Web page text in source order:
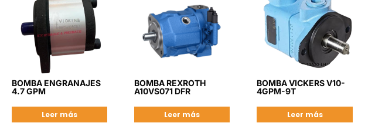
BOMBA ENGRANAJES
4.7 GPM
Leer más
BOMBA REXROTH
A10VS071 DFR
Leer más
BOMBA VICKERS V10-
4GPM-9T
Leer más